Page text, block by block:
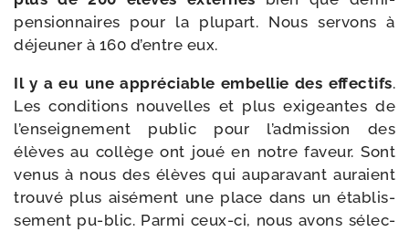
pensionnaires pour la plu­part. Nous ser­vons à
déjeu­ner à 160 d’entre eux.
Il y a eu une appré­ciable embel­lie des effec­tifs.
Les condi­tions nou­velles et plus exi­geantes de
l’enseignement public pour l’admission des
élèves au col­lège ont joué en notre faveur. Sont
venus à nous des élèves qui aupa­ra­vant auraient
trou­vé plus aisé­ment une place dans un éta­blis­
se­ment pu-​blic. Parmi ceux-​ci, nous avons sélec­